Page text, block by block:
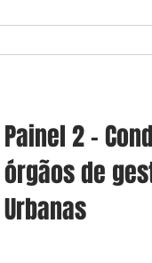
Painel 2 -
órgãos de
Urbanas